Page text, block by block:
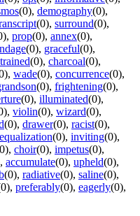
(0), demography(0),
(0), surround(0),
, prop(0), annex(0),
(0), graceful(0),
(0), charcoal(0),
, wade(0), concurrence(0),
(0), frightening(0),
(0), illuminated(0),
, violin(0), wizard(0),
(0), drawer(0), racist(0),
equalization(0), inviting(0),
, choir(0), impetus(0),
, accumulate(0), upheld(0),
(0), radiative(0), saline(0),
, preferably(0), eagerly(0),